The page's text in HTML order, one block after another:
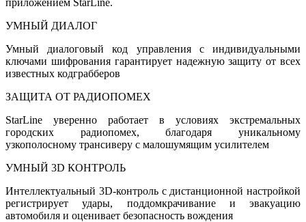
УМНЫЙ ДИАЛОГ
Умный диалоговый код управления c индивидуальными
ключами шифрования гарантирует надежную защиту от всех
известных кодграбберов
ЗАЩИТА ОТ РАДИОПОМЕХ
StarLine уверенно работает в условиях экстремальных
городских радиопомех, благодаря уникальному
узкополосному трансиверу с малошумящим усилителем
УМНЫЙ 3D КОНТРОЛЬ
Интеллектуальный 3D-контроль с дистанционной настройкой
регистрирует удары, поддомкрачивание и эвакуацию
автомобиля и оценивает безопасность вождения